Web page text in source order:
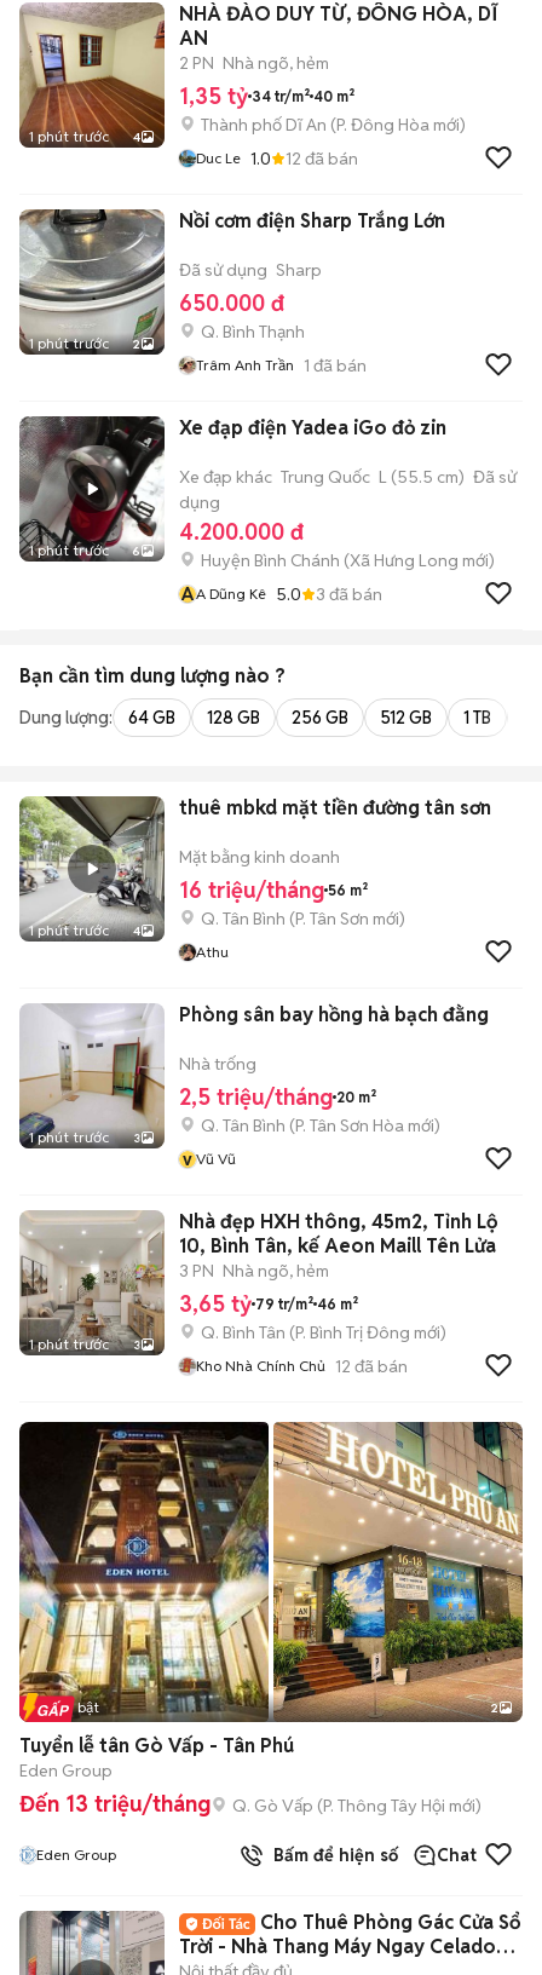
1 phút trước 4
NHÀ ĐÀO DUY TỪ, ĐÔNG HÒA, DĨ
AN
2 PN Nhà ngõ, hẻm
1,35 tỷ 34 tr/m² 40 m²
Thành phố Dĩ An (P. Đông Hòa mới)
Duc Le 1.0 12 đã bán
1 phút trước 2
Nồi cơm điện Sharp Trắng Lớn
Đã sử dụng Sharp
650.000 đ
Q. Bình Thạnh
Trâm Anh Trần 1 đã bán
1 phút trước 6
Xe đạp điện Yadea iGo đỏ zin
Xe đạp khác Trung Quốc L (55.5 cm) Đã sử
dụng
4.200.000 đ
Huyện Bình Chánh (Xã Hưng Long mới)
AA Dũng Kê 5.0 3 đã bán
Bạn cần tìm dung lượng nào ?
Dung lượng: 64 GB 128 GB 256 GB 512 GB 1 TB
1 phút trước 4
thuê mbkd mặt tiền đường tân sơn
Mặt bằng kinh doanh
16 triệu/tháng 56 m²
Q. Tân Bình (P. Tân Sơn mới)
Athu
1 phút trước 3
Phòng sân bay hồng hà bạch đằng
Nhà trống
2,5 triệu/tháng 20 m²
Q. Tân Bình (P. Tân Sơn Hòa mới)
v Vũ Vũ
1 phút trước 3
Nhà đẹp HXH thông, 45m2, Tỉnh Lộ
10, Bình Tân, kế Aeon Maill Tên Lửa
3 PN Nhà ngõ, hẻm
3,65 tỷ 79 tr/m² 46 m²
Q. Bình Tân (P. Bình Trị Đông mới)
Kho Nhà Chính Chủ 12 đã bán
Tin nổi bật 2
Tuyển lễ tân Gò Vấp - Tân Phú
Eden Group
Đến 13 triệu/tháng Q. Gò Vấp (P. Thông Tây Hội mới)
Eden Group Bấm để hiện số Chat
Cho Thuê Phòng Gác Cửa Sổ
Trời - Nhà Thang Máy Ngay Celadon